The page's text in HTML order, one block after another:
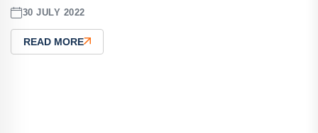
30 JULY 2022
READ MORE